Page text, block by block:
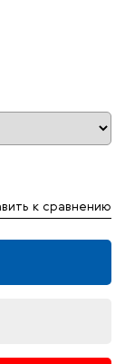
Таблица размеров
к сравнению